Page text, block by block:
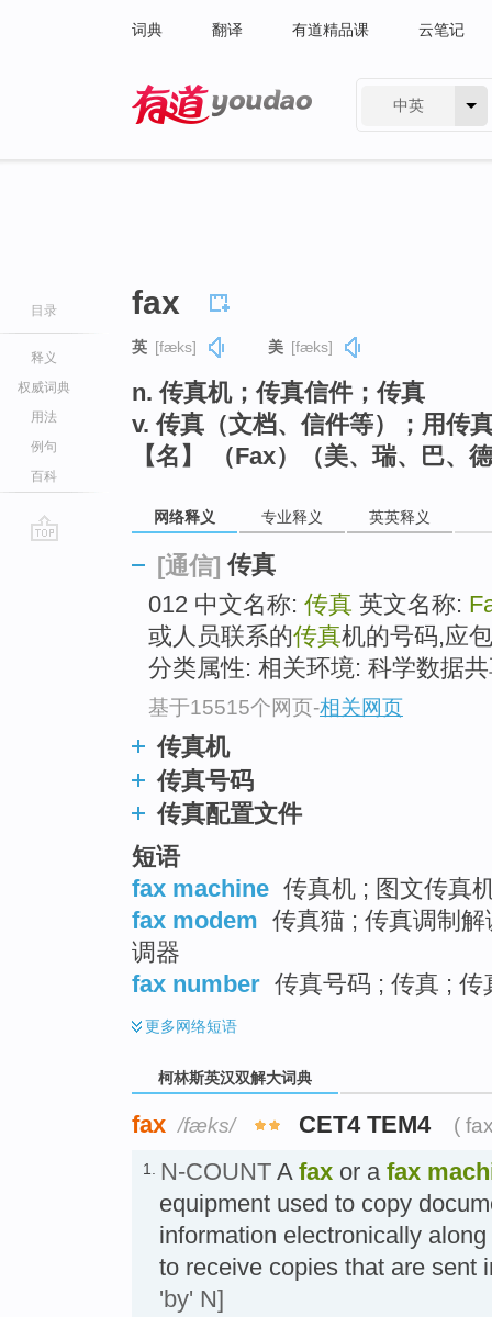
词典 翻译 有道精品课 云笔记
中英
目录
释义
权威词典
用法
例句
百科
fax
英 [fæks] 美 [fæks]
n. 传真机；传真信件；传真
v. 传真（文档、信件等）；用传
【名】 （Fax）（美、瑞、巴、
网络释义 专业释义 英英释义
[通信] 传真
012 中文名称: 传真 英文名称:
或人员联系的传真机的号码,应
分类属性: 相关环境: 科学数据
基于15515个网页-相关网页
传真机
传真号码
传真配置文件
短语
fax machine 传真机 ; 图文传真
fax modem 传真猫 ; 传真调制
调器
fax number 传真号码 ; 传真 ; 传
更多网络短语
柯林斯英汉双解大词典
fax /fæks/ CET4 TEM4 (
1. N-COUNT A fax or a fax
equipment used to copy
information electronically
to receive copies that are sent
'by' N]